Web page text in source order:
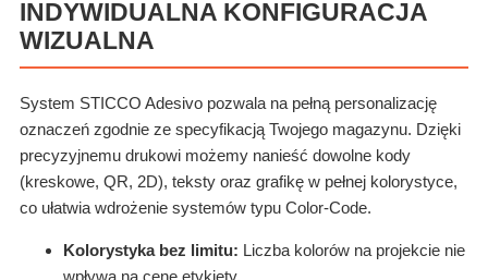
INDYWIDUALNA KONFIGURACJA
WIZUALNA
System STICCO Adesivo pozwala na pełną personalizację
oznaczeń zgodnie ze specyfikacją Twojego magazynu. Dzięki
precyzyjnemu drukowi możemy nanieść dowolne kody
(kreskowe, QR, 2D), teksty oraz grafikę w pełnej kolorystyce,
co ułatwia wdrożenie systemów typu Color-Code.
Kolorystyka bez limitu: Liczba kolorów na projekcie nie
wpływa na cenę etykiety.